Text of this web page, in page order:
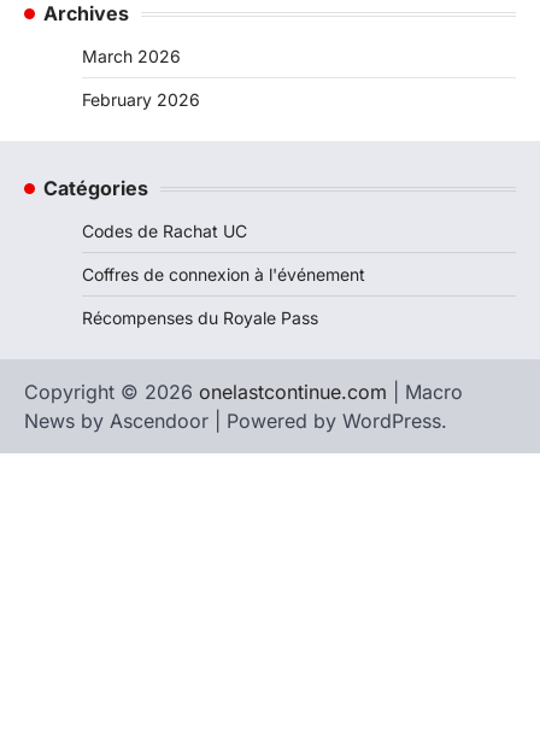
Archives
March 2026
February 2026
Catégories
Codes de Rachat UC
Coffres de connexion à l'événement
Récompenses du Royale Pass
Copyright © 2026 onelastcontinue.com | Macro
News by Ascendoor | Powered by WordPress.